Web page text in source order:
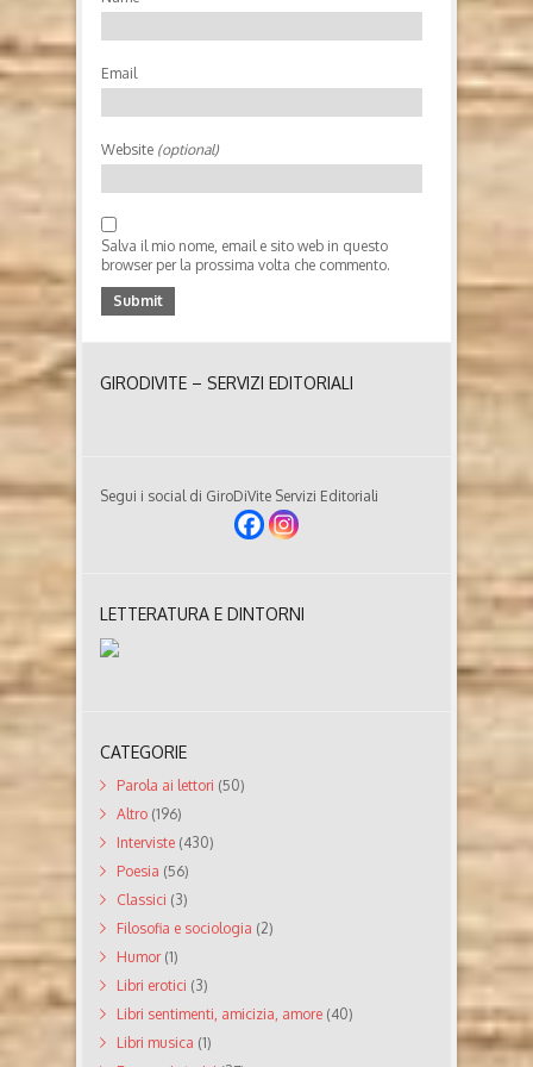
insegnato discipline...
Email
Website (optional)
Salva il mio nome, email e sito web in questo
browser per la prossima volta che commento.
GIRODIVITE – SERVIZI EDITORIALI
Segui i social di GiroDiVite Servizi Editoriali
LETTERATURA E DINTORNI
CATEGORIE
Parola ai lettori (50)
Altro (196)
Interviste (430)
Poesia (56)
Classici (3)
Filosofia e sociologia (2)
Humor(1)
Libri erotici (3)
Libri sentimenti, amicizia, amore (40)
Libri musica (1)